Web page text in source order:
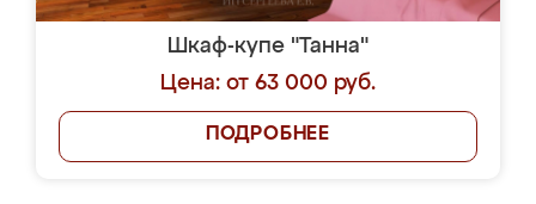
Шкаф-купе "Танна"
Цена: от 63 000 руб.
ПОДРОБНЕЕ